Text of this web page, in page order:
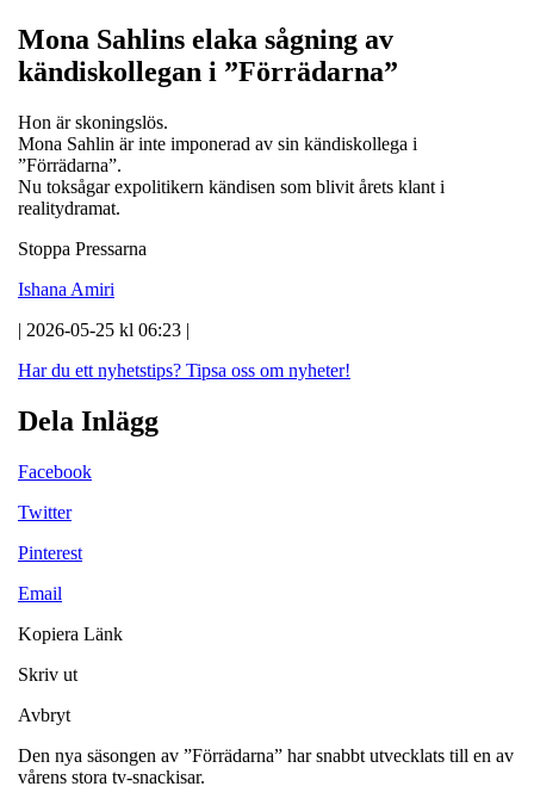
Mona Sahlins elaka sågning av
kändiskollegan i ”Förrädarna”
Hon är skoningslös.
Mona Sahlin är inte imponerad av sin kändiskollega i
”Förrädarna”.
Nu toksågar expolitikern kändisen som blivit årets klant i
realitydramat.
Stoppa Pressarna
Ishana Amiri
| 2026-05-25 kl 06:23 |
Har du ett nyhetstips? Tipsa oss om nyheter!
Dela Inlägg
Facebook
Twitter
Pinterest
Email
Kopiera Länk
Skriv ut
Avbryt
Den nya säsongen av ”Förrädarna” har snabbt utvecklats till en av
vårens stora tv-snackisar.